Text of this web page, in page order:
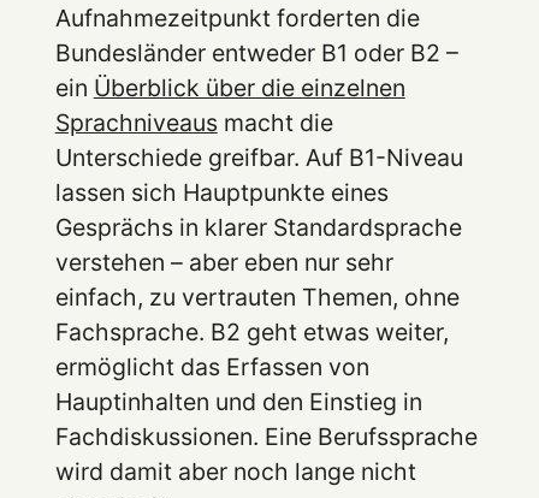
Aufnahmezeitpunkt forderten die
Bundesländer entweder B1 oder B2 –
ein Überblick über die einzelnen
Sprachniveaus macht die
Unterschiede greifbar. Auf B1-Niveau
lassen sich Hauptpunkte eines
Gesprächs in klarer Standardsprache
verstehen – aber eben nur sehr
einfach, zu vertrauten Themen, ohne
Fachsprache. B2 geht etwas weiter,
ermöglicht das Erfassen von
Hauptinhalten und den Einstieg in
Fachdiskussionen. Eine Berufssprache
wird damit aber noch lange nicht